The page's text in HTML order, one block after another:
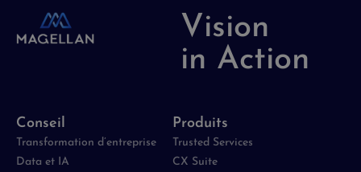
Vision
in Action
Conseil
Transformation d’entreprise
Data et IA
Produits
Trusted Services
CX Suite